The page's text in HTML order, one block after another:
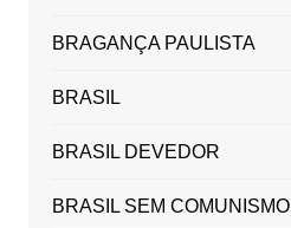
BRAGANÇA PAULISTA
BRASIL
BRASIL DEVEDOR
BRASIL SEM COMUNISMO